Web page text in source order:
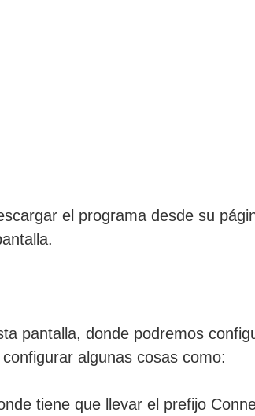
el programa desde su
pantalla, donde podremos
algunas cosas como:
tiene que llevar el prefijo